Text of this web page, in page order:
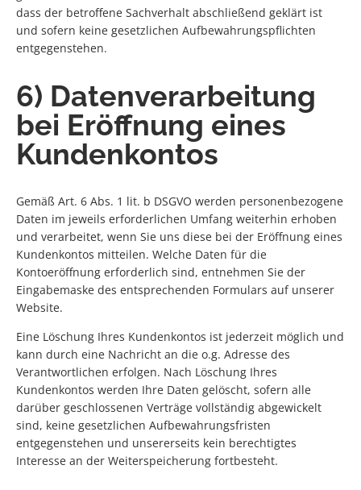
dass der betroffene Sachverhalt abschließend geklärt ist
und sofern keine gesetzlichen Aufbewahrungspflichten
entgegenstehen.
6) Datenverarbeitung
bei Eröffnung eines
Kundenkontos
Gemäß Art. 6 Abs. 1 lit. b DSGVO werden personenbezogene
Daten im jeweils erforderlichen Umfang weiterhin erhoben
und verarbeitet, wenn Sie uns diese bei der Eröffnung eines
Kundenkontos mitteilen. Welche Daten für die
Kontoeröffnung erforderlich sind, entnehmen Sie der
Eingabemaske des entsprechenden Formulars auf unserer
Website.
Eine Löschung Ihres Kundenkontos ist jederzeit möglich und
kann durch eine Nachricht an die o.g. Adresse des
Verantwortlichen erfolgen. Nach Löschung Ihres
Kundenkontos werden Ihre Daten gelöscht, sofern alle
darüber geschlossenen Verträge vollständig abgewickelt
sind, keine gesetzlichen Aufbewahrungsfristen
entgegenstehen und unsererseits kein berechtigtes
Interesse an der Weiterspeicherung fortbesteht.